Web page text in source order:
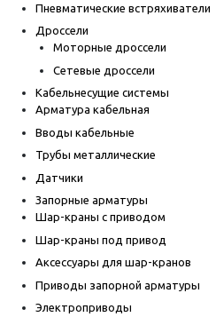
Пневматические встряхиватели
Дроссели
Моторные дроссели
Сетевые дроссели
Кабельнесущие системы
Арматура кабельная
Вводы кабельные
Трубы металлические
Датчики
Запорные арматуры
Шар-краны с приводом
Шар-краны под привод
Аксессуары для шар-кранов
Приводы запорной арматуры
Электроприводы